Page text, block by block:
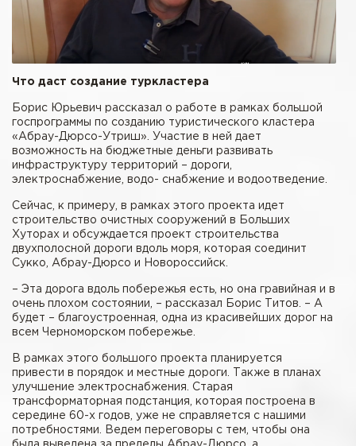
Что даст создание туркластера
Борис Юрьевич рассказал о работе в рамках большой
госпрограммы по созданию туристического кластера
«Абрау-Дюрсо-Утриш». Участие в ней дает
возможность на бюджетные деньги развивать
инфраструктуру территорий – дороги,
электроснабжение, водо- снабжение и водоотведение.
Сейчас, к примеру, в рамках этого проекта идет
строительство очистных сооружений в Больших
Хуторах и обсуждается проект строительства
двухполосной дороги вдоль моря, которая соединит
Сукко, Абрау-Дюрсо и Новороссийск.
– Эта дорога вдоль побережья есть, но она гравийная и в
очень плохом состоянии, – рассказал Борис Титов. – А
будет – благоустроенная, одна из красивейших дорог на
всем Черноморском побережье.
В рамках этого большого проекта планируется
привести в порядок и местные дороги. Также в планах
улучшение электроснабжения. Старая
трансформаторная подстанция, которая построена в
середине 60-х годов, уже не справляется с нашими
потребностями. Ведем переговоры с тем, чтобы она